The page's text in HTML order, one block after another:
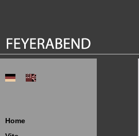
Home